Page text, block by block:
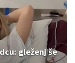
gleženj še